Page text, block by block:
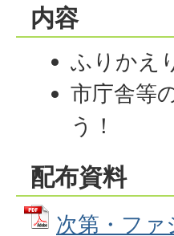
内容
ふりかえ
市庁舎等
う！
配布資料
次第・フ